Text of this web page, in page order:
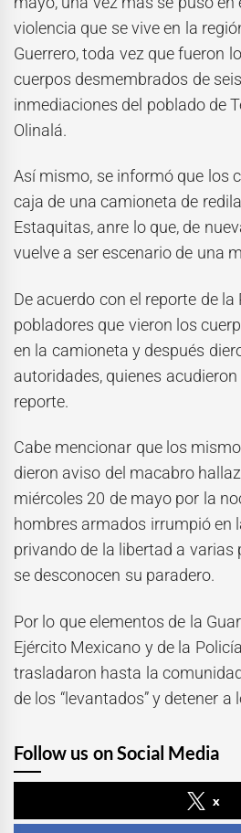
violencia que se vive en la
Guerrero, toda vez que fueron
cuerpos desmembrados de
inmediaciones del poblado de
Olinalá.
Así mismo, se informó que los
caja de una camioneta de
Estaquitas, anre lo que, de
vuelve a ser escenario de una
De acuerdo con el reporte de la
pobladores que vieron los
en la camioneta y después
autoridades, quienes
reporte.
Cabe mencionar que los
dieron aviso del macabro
miércoles 20 de mayo por la
hombres armados irrumpió en
privando de la libertad a varias
se desconocen su paradero.
Por lo que elementos de la
Ejército Mexicano y de la
trasladaron hasta la
de los “levantados” y detener a
Follow us on Social Media
x